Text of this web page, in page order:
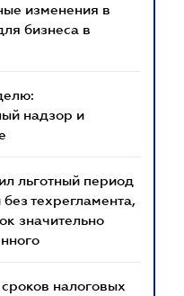
изменения в
бизнеса в
надзор и
льготный период
техрегламента,
значительно
налоговых